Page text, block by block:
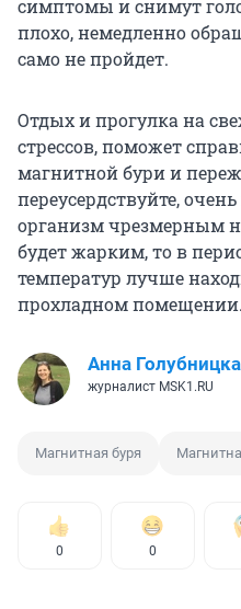
симптомы и снимут
плохо, немедленно
само не пройдет.
Отдых и прогулка на
стрессов, поможет
магнитной бури и
переусердствуйте,
организм чрезмерным
будет жарким, то в
температур лучше
прохладном помещении.
Анна
журналист MSK1.RU
Магнитная буря
0 0